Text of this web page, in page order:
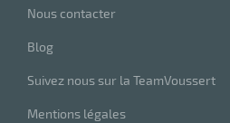
Nous contacter
Blog
Suivez nous sur la TeamVoussert
Mentions légales